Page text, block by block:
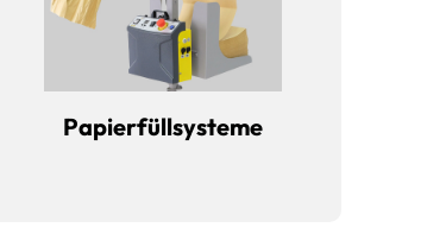
Papierfüllsysteme